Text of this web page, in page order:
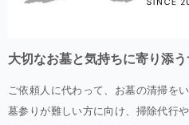
大切なお墓と気持ちに寄り添
ご依頼人に代わって、お墓の清掃を
墓参りが難しい方に向け、掃除代行